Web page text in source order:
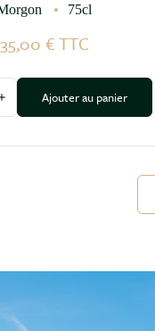
75cl
35,00 €TTC
la quantité
Augmenter la quantité
Ajouter au panier